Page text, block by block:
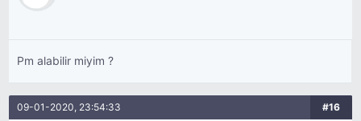
Pm alabilir miyim ?
09-01-2020, 23:54:33 #16